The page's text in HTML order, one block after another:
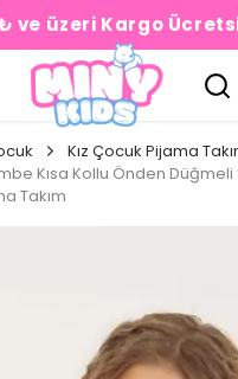
ve üzeri Kargo
Kız Çocuk Pijama
Kısa Kollu Önden Düğmeli
Takım